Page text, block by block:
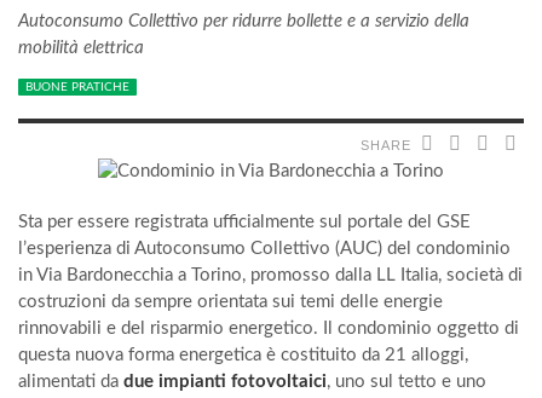
Autoconsumo Collettivo per ridurre bollette e a servizio della
mobilità elettrica
BUONE PRATICHE
SHARE
Sta per essere registrata ufficialmente sul portale del GSE
l’esperienza di Autoconsumo Collettivo (AUC) del condominio
in Via Bardonecchia a Torino, promosso dalla LL Italia, società di
costruzioni da sempre orientata sui temi delle energie
rinnovabili e del risparmio energetico. Il condominio oggetto di
questa nuova forma energetica è costituito da 21 alloggi,
alimentati da due impianti fotovoltaici, uno sul tetto e uno